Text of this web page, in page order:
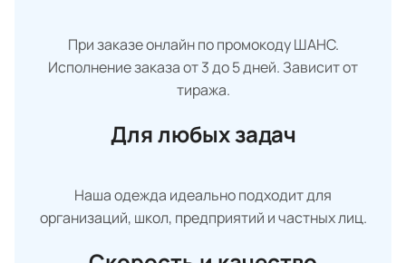
При заказе онлайн по промокоду ШАНС.
Исполнение заказа от 3 до 5 дней. Зависит от
тиража.
Для любых задач
Наша одежда идеально подходит для
организаций, школ, предприятий и частных лиц.